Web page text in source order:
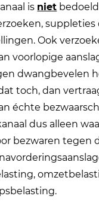
is niet
suppleties
Ook
voorlopige
dwangbevelen
toch, dan
échte
dus alleen
bezwaren tegen